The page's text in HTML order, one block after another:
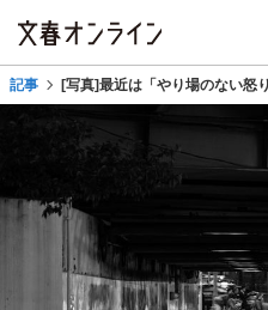
記事 [写真]最近は「やり場のない怒